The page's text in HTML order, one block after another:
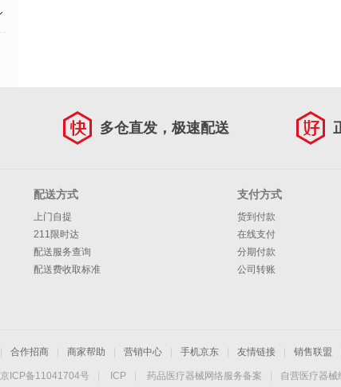
多仓直发，极速配送
配送方式
上门自提
211限时达
配送服务查询
配送费收取标准
支付方式
货到付款
在线支付
分期付款
公司转账
合作招商 商家帮助 营销中心 手机京东 友情链接 销售联盟
京ICP备11041704号 ICP 药品医疗器械网络服务备案 自营医疗器械